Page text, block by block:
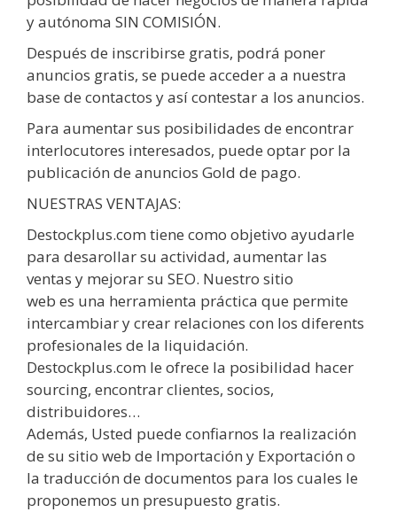
y autónoma SIN COMISIÓN.
Después de inscribirse gratis, podrá poner
anuncios gratis, se puede acceder a a nuestra
base de contactos y así contestar a los anuncios.
Para aumentar sus posibilidades de encontrar
interlocutores interesados, puede optar por la
publicación de anuncios Gold de pago.
NUESTRAS VENTAJAS:
Destockplus.com tiene como objetivo ayudarle
para desarollar su actividad, aumentar las
ventas y mejorar su SEO. Nuestro sitio
web es una herramienta práctica que permite
intercambiar y crear relaciones con los diferents
profesionales de la liquidación.
Destockplus.com le ofrece la posibilidad hacer
sourcing, encontrar clientes, socios,
distribuidores…
Además, Usted puede confiarnos la realización
de su sitio web de Importación y Exportación o
la traducción de documentos para los cuales le
proponemos un presupuesto gratis.